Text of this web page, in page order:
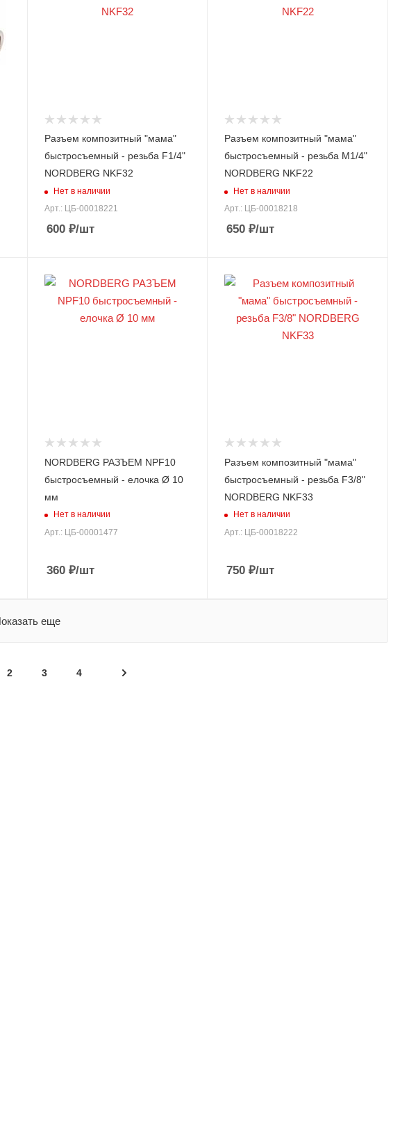
Разъем композитный "мама"
быстросъемный - резьба F1/4"
NORDBERG NKF32
Нет в наличии
Арт.: ЦБ-00018221
600₽/шт
Разъем композитный "мама"
быстросъемный - резьба M1/4"
NORDBERG NKF22
Нет в наличии
Арт.: ЦБ-00018218
650 ₽/шт
NORDBERG РАЗЪЕМ NPF10
быстросъемный - елочка Ø 10
мм
Нет в наличии
Арт.: ЦБ-00001477
360₽/шт
Разъем композитный "мама"
быстросъемный - резьба F3/8"
NORDBERG NKF33
Нет в наличии
Арт.: ЦБ-00018222
750 ₽/шт
еще
2 3 4